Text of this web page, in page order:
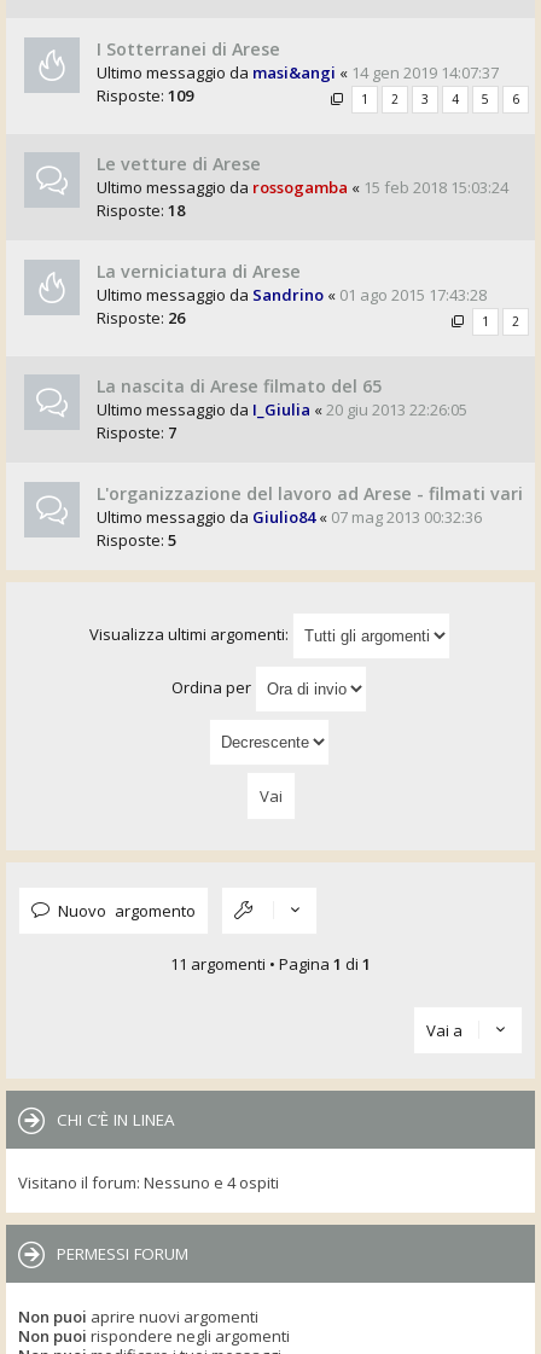
I Sotterranei di Arese
Ultimo messaggio da masi&angi « 14 gen 2019 14:07:37
Risposte: 109 1 2 3 4 5 6
Le vetture di Arese
Ultimo messaggio da rossogamba « 15 feb 2018 15:03:24
Risposte: 18
La verniciatura di Arese
Ultimo messaggio da Sandrino « 01 ago 2015 17:43:28
Risposte: 26 1 2
La nascita di Arese filmato del 65
Ultimo messaggio da I_Giulia «20 giu 2013 22:26:05
Risposte: 7
L'organizzazione del lavoro ad Arese - filmati vari
Ultimo messaggio da Giulio84« 07 mag 2013 00:32:36
Risposte: 5
Visualizza ultimi argomenti:
Ordina per
Nuovo argomento
11 argomenti • Pagina 1 di 1
Vai a
CHI C’È IN LINEA
Visitano il forum: Nessuno e 4 ospiti
PERMESSI FORUM
Non puoi aprire nuovi argomenti
Non puoi rispondere negli argomenti